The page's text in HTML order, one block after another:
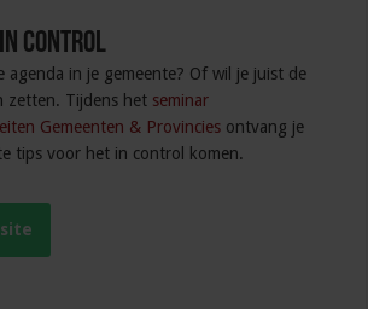
control
agenda in je gemeente? Of wil je juist de
zetten. Tijdens het seminar
Gemeenten & Provincies ontvang je
tips voor het in control komen.